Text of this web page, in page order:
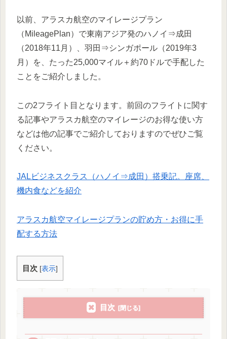
以前、アラスカ航空のマイレージプラン
（MileagePlan）で東南アジア発のハノイ⇒成田
（2018年11月）、羽田⇒シンガポール（2019年3
月）を、たった25,000マイル＋約70ドルで手配した
ことをご紹介しました。
この2フライト目となります。前回のフライトに関す
る記事やアラスカ航空のマイレージのお得な使い方
などは他の記事でご紹介しておりますのでぜひご覧
ください。
JALビジネスクラス（ハノイ⇒成田）搭乗記。座席、
機内食などを紹介
アラスカ航空マイレージプランの貯め方・お得に手
配する方法
目次 [表示]
目次